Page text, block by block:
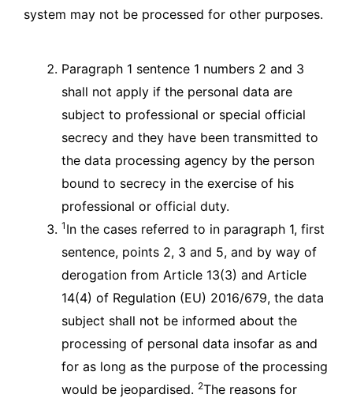
system may not be processed for other purposes.
Paragraph 1 sentence 1 numbers 2 and 3
shall not apply if the personal data are
subject to professional or special official
secrecy and they have been transmitted to
the data processing agency by the person
bound to secrecy in the exercise of his
professional or official duty.
1 In the cases referred to in paragraph 1, first
sentence, points 2, 3 and 5, and by way of
derogation from Article 13(3) and Article
14(4) of Regulation (EU) 2016/679, the data
subject shall not be informed about the
processing of personal data insofar as and
for as long as the purpose of the processing
would be jeopardised. 2The reasons for